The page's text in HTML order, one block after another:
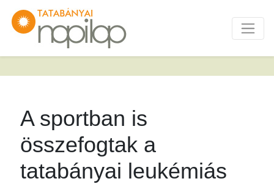
A sportban is
összefogtak a
tatabányai leukémiás